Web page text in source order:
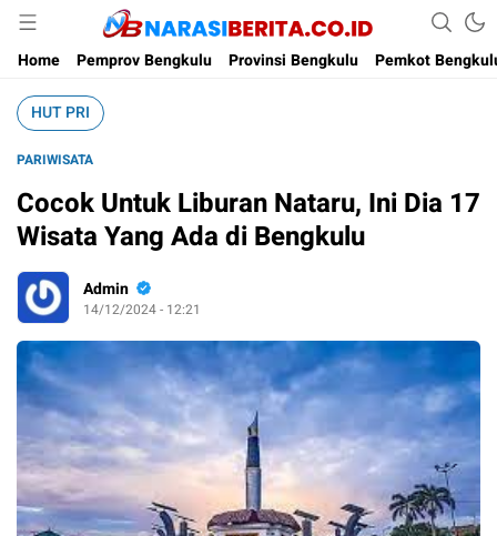
Narasi Berita
Home
Pemprov Bengkulu Provinsi Bengkulu Pemkot
HUT PRI
PARIWISATA
Cocok Untuk Liburan Nataru, Ini Dia 17
Wisata Yang Ada di Bengkulu
Admin
14/12/2024 - 12:21